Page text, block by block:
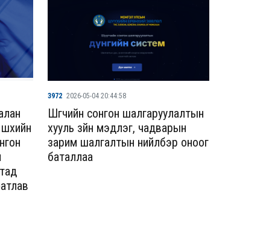
3972 2026-05-04 20:44:58
Шүүгчийн сонгон шалгаруулалтын
хууль зүйн мэдлэг, чадварын
зарим шалгалтын нийлбэр оноог
баталлаа